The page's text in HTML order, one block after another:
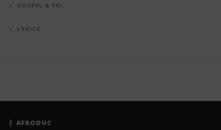
GOSPEL & FOI
LYRICS
AFRODUC